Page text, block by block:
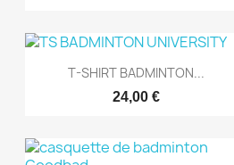
Aperçu rapide
T-SHIRT BADMINTON...
24,00 €